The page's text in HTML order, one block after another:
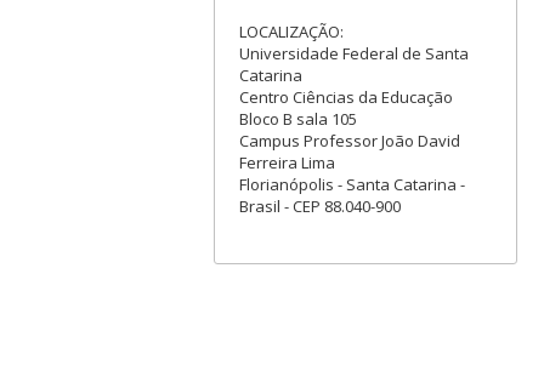
LOCALIZAÇÃO:
Universidade Federal de Santa
Catarina
Centro Ciências da Educação
Bloco B sala 105
Campus Professor João David
Ferreira Lima
Florianópolis - Santa Catarina -
Brasil - CEP 88.040-900